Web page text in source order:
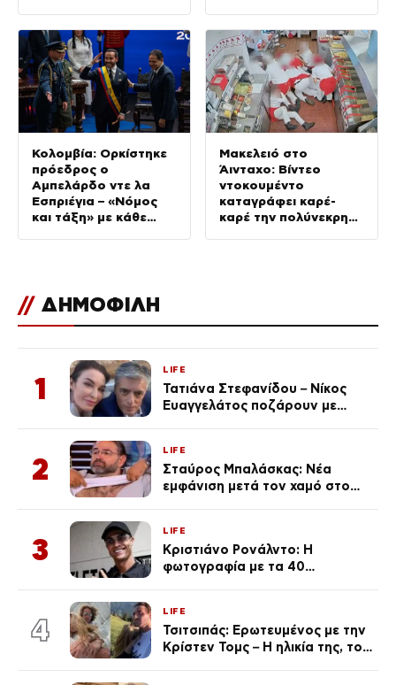
Κολομβία: Ορκίστηκε
πρόεδρος ο
Αμπελάρδο ντε λα
Εσπριέγια – «Νόμος
και τάξη» με κάθε
Μακελειό στο
Άινταχο: Βίντεο
ντοκουμέντο
καταγράφει καρέ-
καρέ την πολύνεκρη
// ΔΗΜΟΦΙΛΗ
1
LIFE
Τατιάνα Στεφανίδου – Νίκος
Ευαγγελάτος ποζάρουν με
2
LIFE
Σταύρος Μπαλάσκας: Νέα
εμφάνιση μετά τον χαμό στο
3
LIFE
Κριστιάνο Ρονάλντο: Η
φωτογραφία με τα 40
εκ. likes
4
LIFE
Τσιτσιπάς: Ερωτευμένος με την
Κρίστεν Τομς – Η ηλικία της, το